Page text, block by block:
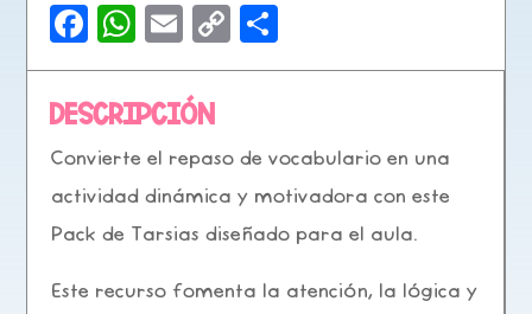
F
a
c
e
b
o
o
k
W
h
a
ts
A
p
p
E
m
ai
l
C
o
Li
n
k
o
a
rt
ir
Descripción
Convierte el repaso de vocabulario en una
actividad dinámica y motivadora con este
Pack de Tarsias diseñado para el aula.
Este recurso fomenta la atención, la lógica y